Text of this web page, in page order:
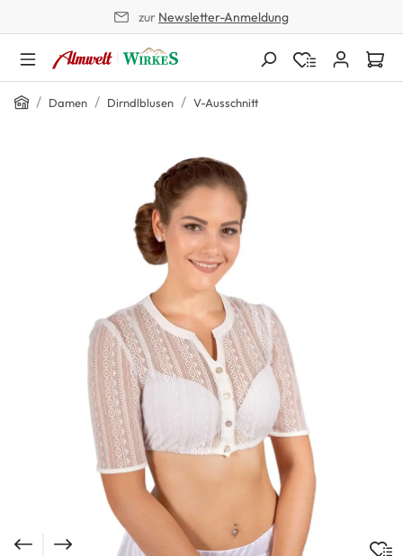
zur Newsletter-Anmeldung
Home
/ Damen / Dirndlblusen / V-Ausschnitt